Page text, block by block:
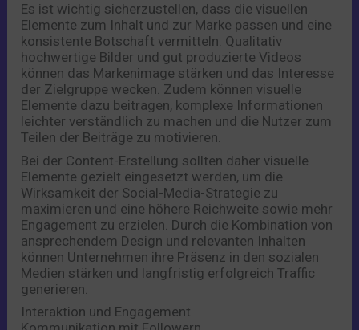
Es ist wichtig sicherzustellen, dass die visuellen
Elemente zum Inhalt und zur Marke passen und eine
konsistente Botschaft vermitteln. Qualitativ
hochwertige Bilder und gut produzierte Videos
können das Markenimage stärken und das Interesse
der Zielgruppe wecken. Zudem können visuelle
Elemente dazu beitragen, komplexe Informationen
leichter verständlich zu machen und die Nutzer zum
Teilen der Beiträge zu motivieren.
Bei der Content-Erstellung sollten daher visuelle
Elemente gezielt eingesetzt werden, um die
Wirksamkeit der Social-Media-Strategie zu
maximieren und eine höhere Reichweite sowie mehr
Engagement zu erzielen. Durch die Kombination von
ansprechendem Design und relevanten Inhalten
können Unternehmen ihre Präsenz in den sozialen
Medien stärken und langfristig erfolgreich Traffic
generieren.
Interaktion und Engagement